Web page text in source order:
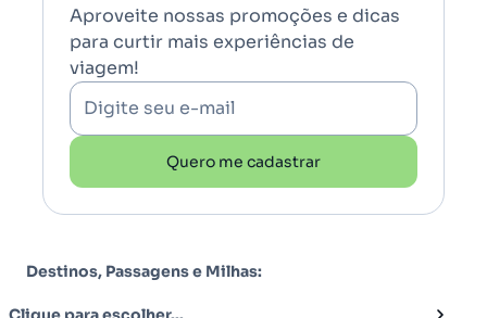
Aproveite nossas promoções e dicas
para curtir mais experiências de
viagem!
Digite seu e-mail
Quero me cadastrar
Destinos, Passagens e Milhas: